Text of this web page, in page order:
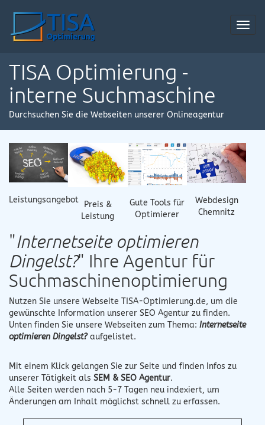
TISA Optimierung -
interne Suchmaschine
Durchsuchen Sie die Webseiten unserer Onlineagentur
Leistungsangebot
Preis &
Leistung
Gute Tools für
Optimierer
Webdesign
Chemnitz
"Internetseite optimieren
Dingelst?" Ihre Agentur für
Suchmaschinenoptimierung
Nutzen Sie unsere Webseite TISA-Optimierung.de, um die
gewünschte Information unserer SEO Agentur zu finden.
Unten finden Sie unsere Webseiten zum Thema: Internetseite
optimieren Dingelst?aufgelistet.
Mit einem Klick gelangen Sie zur Seite und finden Infos zu
unserer Tätigkeit als SEM & SEO Agentur.
Alle Seiten werden nach 5-7 Tagen neu indexiert, um
Änderungen am Inhalt möglichst schnell zu erfassen.